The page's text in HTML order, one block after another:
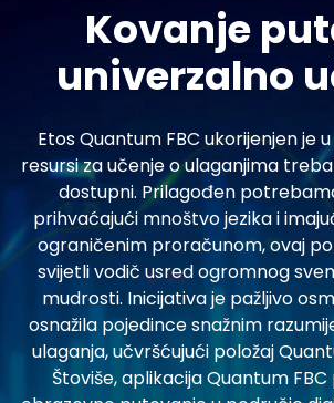
Kovanje
univerzalno
Etos Quantum FBC ukorijenjen je
resursi za učenje o ulaganjima
dostupni. Prilagođen
prihvaćajući mnoštvo jezika i
ograničenim proračunom, ovaj
svijetli vodič usred ogromnog
mudrosti. Inicijativa je pažljivo
osnažila pojedince snažnim
ulaganja, učvršćujući položaj
Štoviše, aplikacija Quantum